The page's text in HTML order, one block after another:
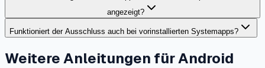
angezeigt?
Funktioniert der Ausschluss auch bei vorinstallierten Systemapps?
Weitere Anleitungen für Android